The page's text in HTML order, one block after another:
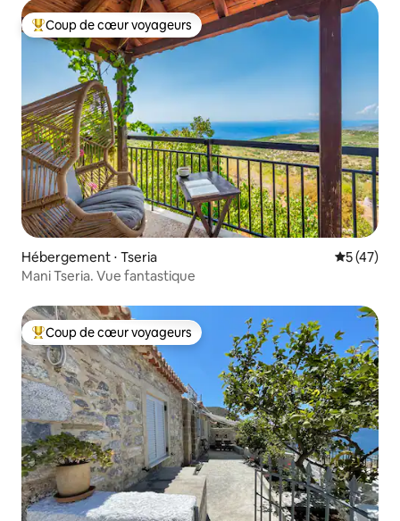
Coups de cœur voyageurs les plus appréciés
Coup de cœur voyageurs
Hébergement ⋅ Tseria
5 (47)
Mani Tseria. Vue fantastique
Coups de cœur voyageurs les plus appréciés
Coup de cœur voyageurs